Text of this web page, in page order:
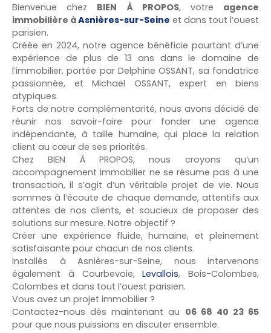
Bienvenue chez BIEN À PROPOS, votre agence
immobilière àAsnières-sur-Seine et dans tout l’ouest
parisien.
Créée en 2024, notre agence bénéficie pourtant d’une
expérience de plus de 13 ans dans le domaine de
l’immobilier, portée par Delphine OSSANT, sa fondatrice
passionnée, et Michaël OSSANT, expert en biens
atypiques.
Forts de notre complémentarité, nous avons décidé de
réunir nos savoir-faire pour fonder une agence
indépendante, à taille humaine, qui place la relation
client au cœur de ses priorités.
Chez BIEN À PROPOS, nous croyons qu’un
accompagnement immobilier ne se résume pas à une
transaction, il s’agit d’un véritable projet de vie. Nous
sommes à l’écoute de chaque demande, attentifs aux
attentes de nos clients, et soucieux de proposer des
solutions sur mesure. Notre objectif ?
Créer une expérience fluide, humaine, et pleinement
satisfaisante pour chacun de nos clients.
Installés à Asnières-sur-Seine, nous intervenons
également à Courbevoie,Levallois, Bois-Colombes,
Colombes et dans tout l’ouest parisien.
Vous avez un projet immobilier ?
Contactez-nous dès maintenant au 06 68 40 23 65
pour que nous puissions en discuter ensemble.